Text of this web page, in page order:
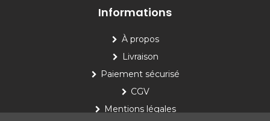
Informations
À propos
Livraison
Paiement sécurisé
CGV
Mentions légales